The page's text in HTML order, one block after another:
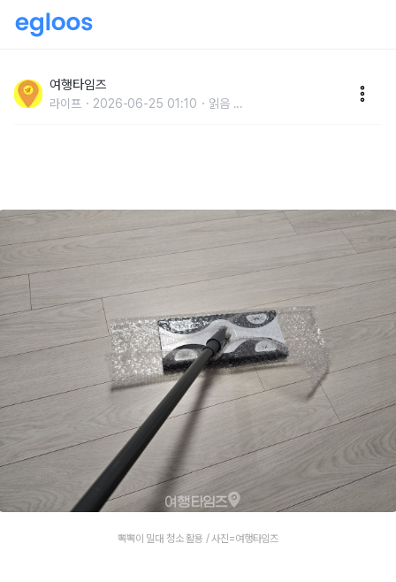
밀대에 붙여보세요..청소기 필요 없습니다
여행타임즈
라이프 2026-06-25 01:10 읽음 ...
뽁뽁이 밀대 청소 활용 / 사진=여행타임즈